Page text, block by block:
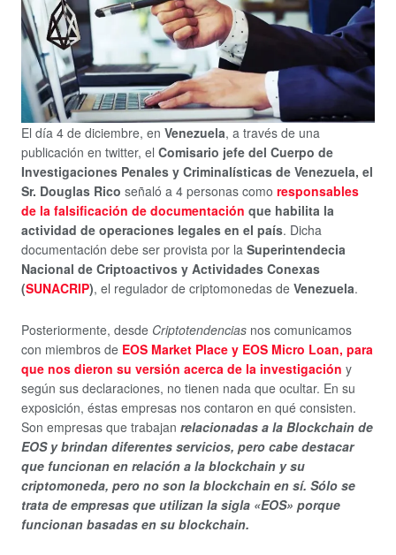
El día 4 de diciembre, en Venezuela, a través de una
publicación en twitter, el Comisario jefe del Cuerpo de
Investigaciones Penales y Criminalísticas de Venezuela, el
Sr. Douglas Rico señaló a 4 personas como responsables
de la falsificación de documentación que habilita la
actividad de operaciones legales en el país. Dicha
documentación debe ser provista por la Superintendecia
Nacional de Criptoactivos y Actividades Conexas
(SUNACRIP), el regulador de criptomonedas de Venezuela.
Posteriormente, desde Criptotendencias nos comunicamos
con miembros de EOS Market Place y EOS Micro Loan, para
que nos dieron su versión acerca de la investigación y
según sus declaraciones, no tienen nada que ocultar. En su
exposición, éstas empresas nos contaron en qué consisten.
Son empresas que trabajan relacionadas a la Blockchain de
EOS y brindan diferentes servicios, pero cabe destacar
que funcionan en relación a la blockchain y su
criptomoneda, pero no son la blockchain en sí. Sólo se
trata de empresas que utilizan la sigla «EOS» porque
funcionan basadas en su blockchain.